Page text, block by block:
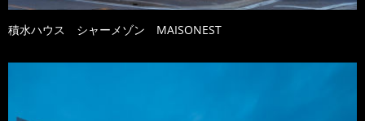
積水ハウス シャーメゾン MAISONEST